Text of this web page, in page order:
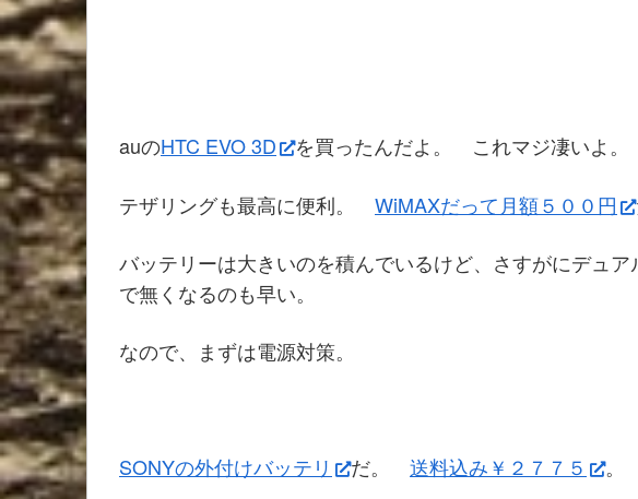
auのHTC EVO 3D を買ったんだよ。 これマジ凄いよ。
テザリングも最高に便利。 WiMAXだって月額５００円
バッテリーは大きいのを積んでいるけど、さすがにデュ
で無くなるのも早い。
なので、まずは電源対策。
SONYの外付けバッテリ だ。 送料込み￥２７７５ 。